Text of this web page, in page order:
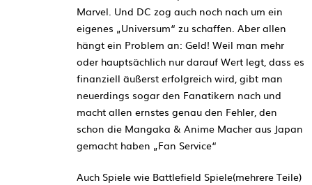
Marvel. Und DC zog auch noch nach um ein
eigenes „Universum“ zu schaffen. Aber allen
hängt ein Problem an: Geld! Weil man mehr
oder hauptsächlich nur darauf Wert legt, dass es
finanziell äußerst erfolgreich wird, gibt man
neuerdings sogar den Fanatikern nach und
macht allen ernstes genau den Fehler, den
schon die Mangaka & Anime Macher aus Japan
gemacht haben „Fan Service“
Auch Spiele wie Battlefield Spiele(mehrere Teile)